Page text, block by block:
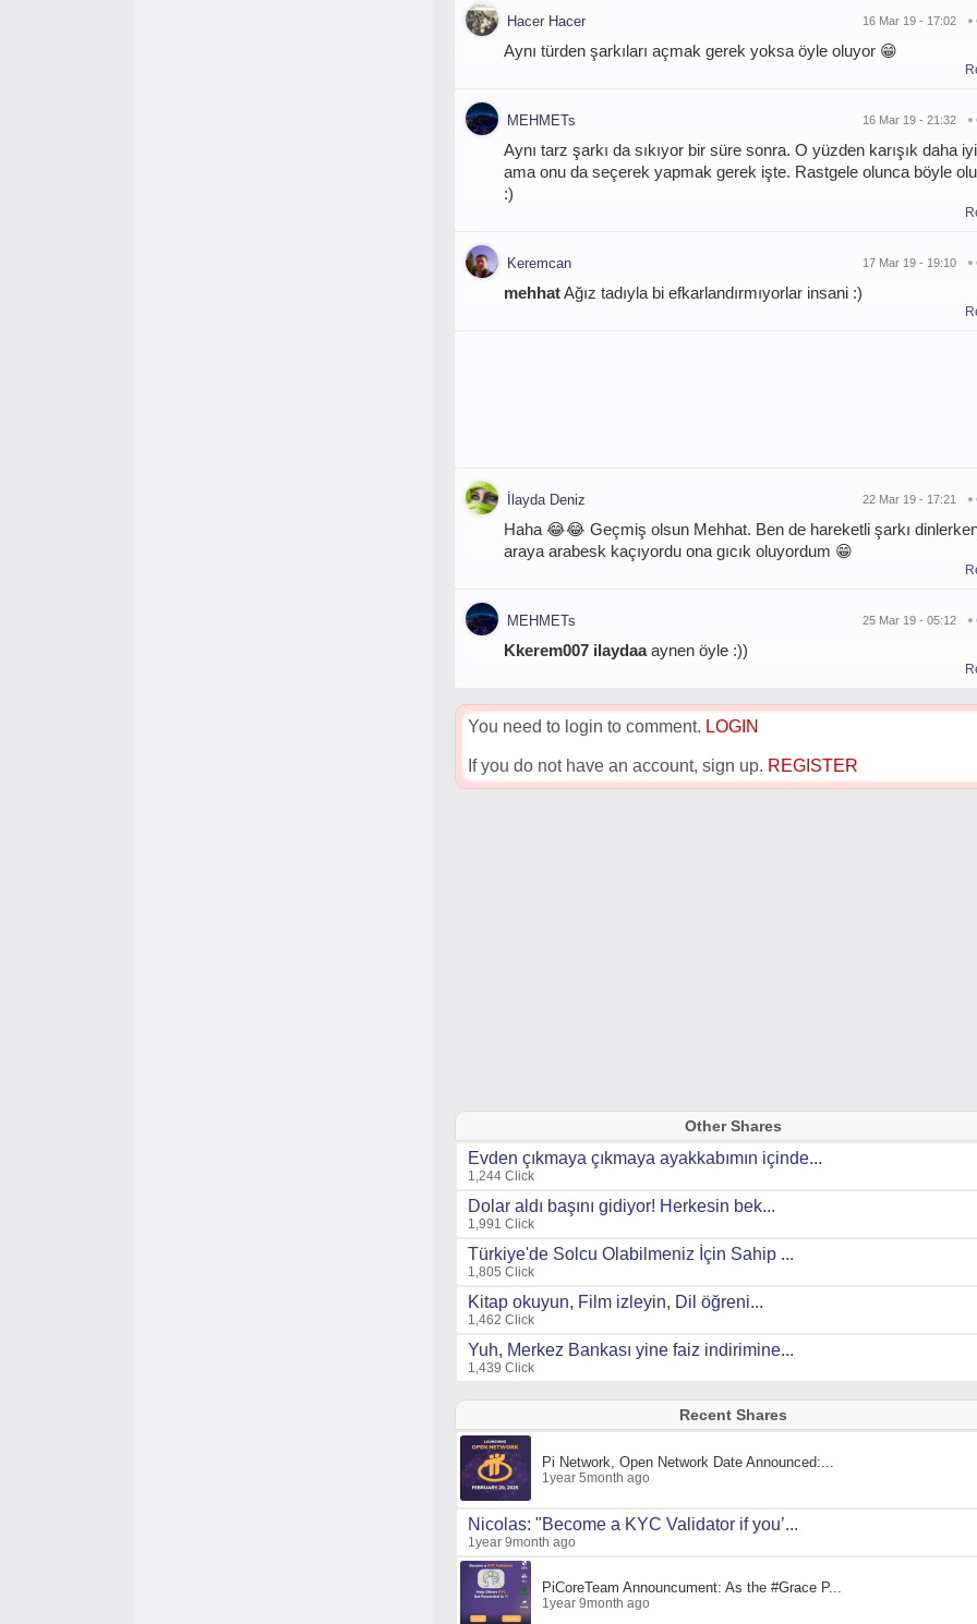
Hacer Hacer 16 Mar 19 - 17:02
Aynı türden şarkıları açmak gerek yoksa öyle oluyor 😁
MEHMETs 16 Mar 19 - 21:32
Aynı tarz şarkı da sıkıyor bir süre sonra. O yüzden karışık daha iyi
ama onu da seçerek yapmak gerek işte. Rastgele olunca böyle
:)
Keremcan 17 Mar 19 - 19:10
mehhatAğız tadıyla bi efkarlandırmıyorlar insani :)
İlayda Deniz 22 Mar 19 - 17:21
Haha 😂😂 Geçmiş olsun Mehhat. Ben de hareketli şarkı
araya arabesk kaçıyordu ona gıcık oluyordum 😁
MEHMETs 25 Mar 19 - 05:12
Kkerem007 ilaydaaaynen öyle :))
You need to login to comment. LOGIN
If you do not have an account, sign up. REGISTER
Other Shares
Evden çıkmaya çıkmaya ayakkabımın içinde...
1,244 Click
Dolar aldı başını gidiyor! Herkesin bek...
1,991 Click
Türkiye'de Solcu Olabilmeniz İçin Sahip ...
1,805 Click
Kitap okuyun, Film izleyin, Dil öğreni...
1,462 Click
Yuh, Merkez Bankası yine faiz indirimine...
1,439 Click
Recent Shares
Pi Network, Open Network Date Announced:...
1year 5month ago
Nicolas: "Become a KYC Validator if you’...
1year 9month ago
PiCoreTeam Announcument: As the #Grace P...
1year 9month ago